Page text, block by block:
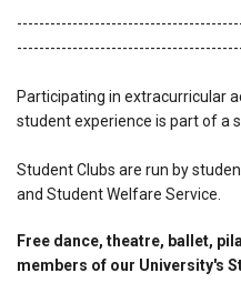
Participating in extracurricular
student experience is part of a
Student Clubs are run by
and Student Welfare Service.
Free dance, theatre, ballet,
members of our University's